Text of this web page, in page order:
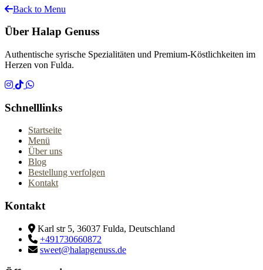
Back to Menu
Über Halap Genuss
Authentische syrische Spezialitäten und Premium-Köstlichkeiten im
Herzen von Fulda.
Schnelllinks
Startseite
Menü
Über uns
Blog
Bestellung verfolgen
Kontakt
Kontakt
Karl str 5, 36037 Fulda, Deutschland
+491730660872
sweet@halapgenuss.de